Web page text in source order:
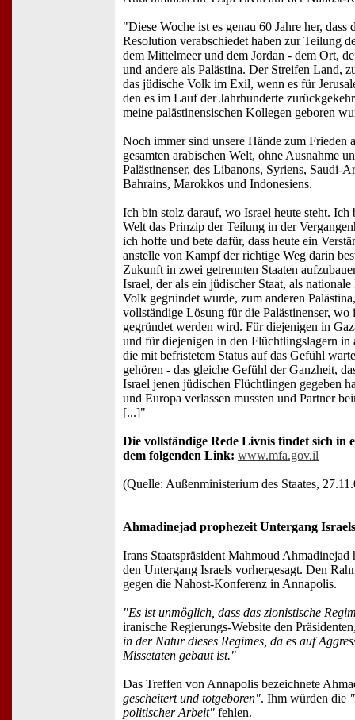
"Diese Woche ist es genau 60 Jahre her,
Resolution verabschiedet haben zur Teilung
dem Mittelmeer und dem Jordan - dem Ort,
und andere als Palästina. Der Streifen Land,
das jüdische Volk im Exil, wenn es für
den es im Lauf der Jahrhunderte
meine palästinensischen Kollegen geboren
Noch immer sind unsere Hände zum Frieden
gesamten arabischen Welt, ohne Ausnahme
Palästinenser, des Libanons, Syriens, Saudi-
Bahrains, Marokkos und Indonesiens.
Ich bin stolz darauf, wo Israel heute steht. Ich
Welt das Prinzip der Teilung in der
ich hoffe und bete dafür, dass heute ein
anstelle von Kampf der richtige Weg darin
Zukunft in zwei getrennten Staaten
Israel, der als ein jüdischer Staat, als
Volk gegründet wurde, zum anderen
vollständige Lösung für die Palästinenser, wo
gegründet werden wird. Für diejenigen in
und für diejenigen in den Flüchtlingslagern in
die mit befristetem Status auf das Gefühl
gehören - das gleiche Gefühl der Ganzheit,
Israel jenen jüdischen Flüchtlingen gegeben
und Europa verlassen mussten und Partner
[...]"
Die vollständige Rede Livnis findet sich in
dem folgenden Link: www.mfa.gov.il
(Quelle: Außenministerium des Staates,
Ahmadinejad prophezeit Untergang Israels
Irans Staatspräsident Mahmoud
den Untergang Israels vorhergesagt. Den
gegen die Nahost-Konferenz in Annapolis.
"Es ist unmöglich, dass das zionistische
iranische Regierungs-Website den
in der Natur dieses Regimes, da es auf
Missetaten gebaut ist."
Das Treffen von Annapolis bezeichnete
gescheitert und totgeboren". Ihm würden die
politischer Arbeit" fehlen.